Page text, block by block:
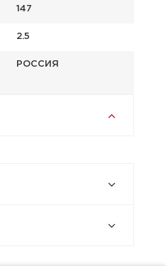
147
2.5
РОССИЯ